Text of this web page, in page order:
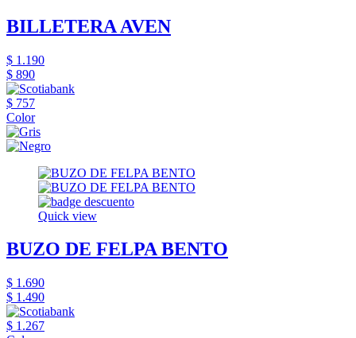
BILLETERA AVEN
$ 1.190
$ 890
$ 757
Color
Quick view
BUZO DE FELPA BENTO
$ 1.690
$ 1.490
$ 1.267